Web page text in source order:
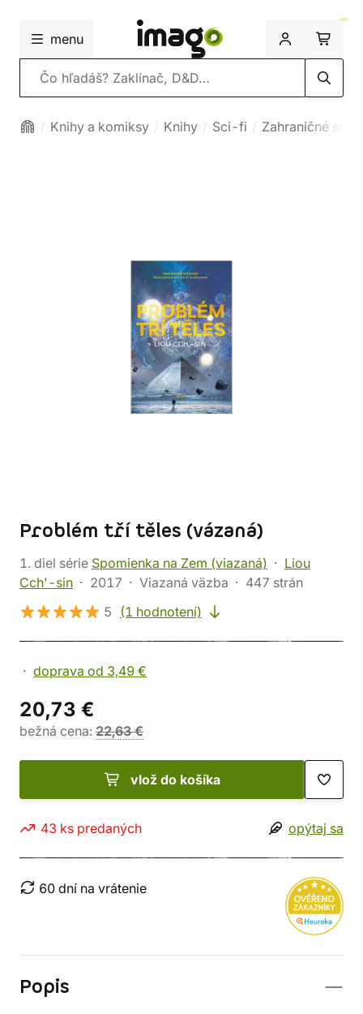
menu
Vyhľadávanie
Knihy a komiksy Knihy Sci-fi Zahraničné sci-
Problém tří těles (vázaná)
1. diel série Spomienka na Zem (viazaná)
Liou
Cch'-sin
2017 Viazaná väzba
447 strán
5
(1 hodnotení)
doprava od 3,49 €
20,73 €
bežná cena: 22,63 €
vlož do košíka
43 ks predaných opýtaj sa
60 dní na vrátenie
Popis